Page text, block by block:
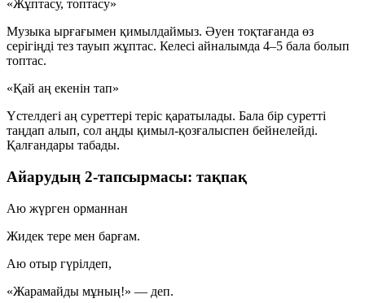
«Жұптасу, топтасу»
Музыка ырғағымен қимылдаймыз. Әуен тоқтағанда өз
серігіңді тез тауып жұптас. Келесі айналымда 4–5 бала болып
топтас.
«Қай аң екенін тап»
Үстелдегі аң суреттері теріс қаратылады. Бала бір суретті
таңдап алып, сол аңды қимыл-қозғалыспен бейнелейді.
Қалғандары табады.
Айарудың 2-тапсырмасы: тақпақ
Аю жүрген орманнан
Жидек тере мен барғам.
Аю отыр гүрілдеп,
«Жарамайды мұның!» — деп.